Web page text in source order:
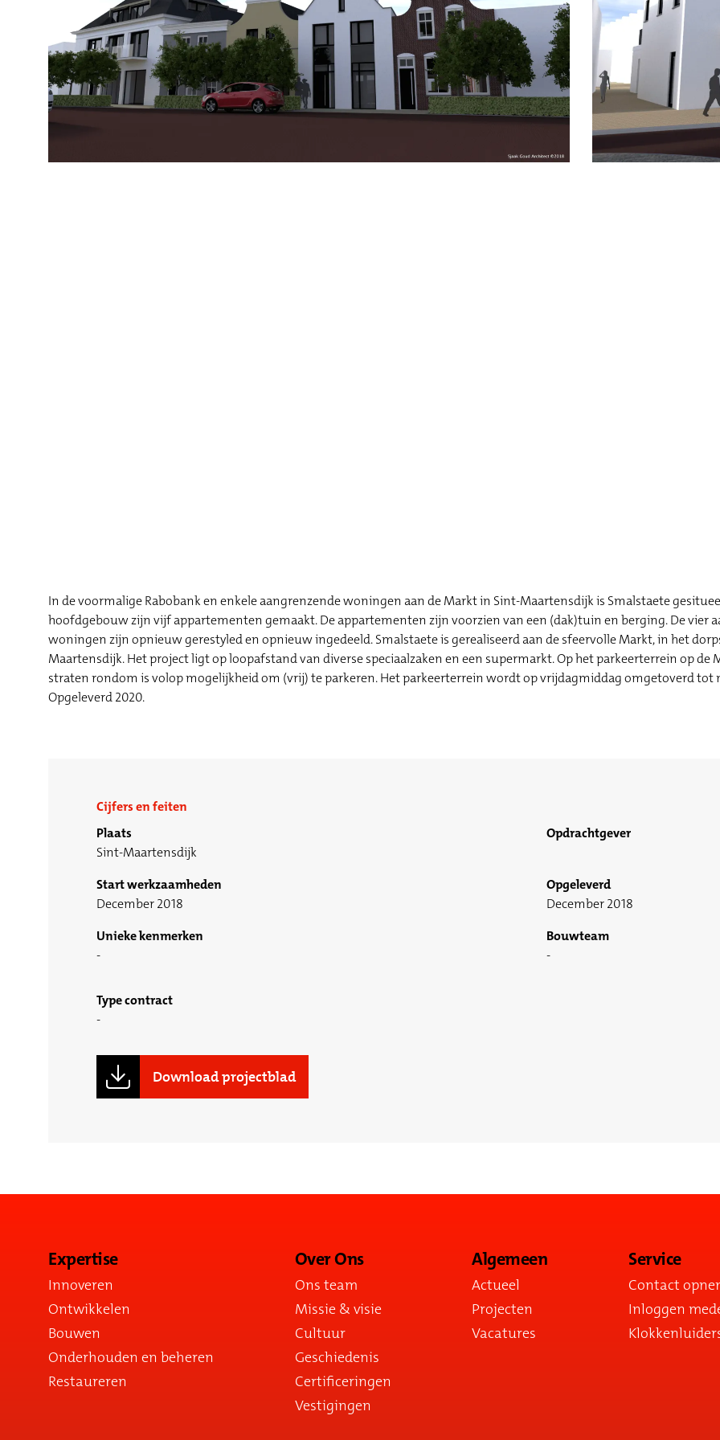
In de voormalige Rabobank en enkele aangrenzende woningen aan de Markt in Sint-Maartensdijk is Smalstaete
hoofdgebouw zijn vijf appartementen gemaakt. De appartementen zijn voorzien van een (dak)tuin en berging. De vier
woningen zijn opnieuw gerestyled en opnieuw ingedeeld. Smalstaete is gerealiseerd aan de sfeervolle Markt, in het
Maartensdijk. Het project ligt op loopafstand van diverse speciaalzaken en een supermarkt. Op het parkeerterrein op de
straten rondom is volop mogelijkheid om (vrij) te parkeren. Het parkeerterrein wordt op vrijdagmiddag omgetoverd tot
Opgeleverd 2020.
Cijfers en feiten
Plaats
Sint-Maartensdijk
Opdrachtgever
Start werkzaamheden
December 2018
Opgeleverd
December 2018
Unieke kenmerken
Bouwteam
Type contract
Download projectblad
Expertise
Innoveren
Ontwikkelen
Bouwen
Onderhouden en beheren
Restaureren
Over Ons
Ons team
Missie & visie
Cultuur
Geschiedenis
Certificeringen
Vestigingen
Algemeen
Actueel
Projecten
Vacatures
Service
Contact
Inloggen